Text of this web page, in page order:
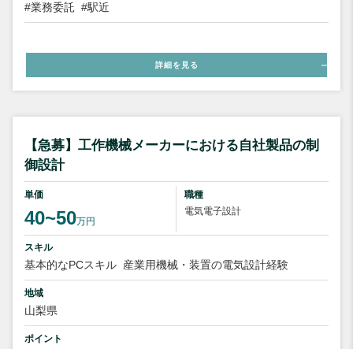
#業務委託 #駅近
詳細を見る
【急募】工作機械メーカーにおける自社製品の制
御設計
単価
40~50万円
職種
電気電子設計
スキル
基本的なPCスキル 産業用機械・装置の電気設計経験
地域
山梨県
ポイント